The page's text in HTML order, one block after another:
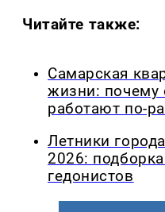
Читайте также:
Самарская
жизни: почему
работают по-
Летники
2026:
гедонистов